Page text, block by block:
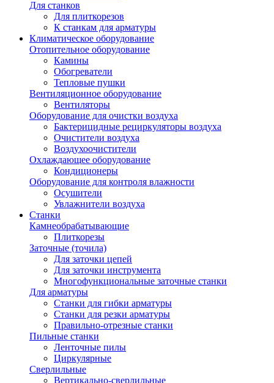
Для станков
Для плиткорезов
К станкам для арматуры
Климатическое оборудование
Отопительное оборудование
Камины
Обогреватели
Тепловые пушки
Вентиляционное оборудование
Вентиляторы
Оборудование для очистки воздуха
Бактерицидные рециркуляторы воздуха
Очистители воздуха
Воздухоочистители
Охлаждающее оборудование
Кондиционеры
Оборудование для контроля влажности
Осушители
Увлажнители воздуха
Станки
Камнеобрабатывающие
Плиткорезы
Заточные (точила)
Для заточки цепей
Для заточки инструмента
Многофункциональные заточные станки
Для арматуры
Станки для гибки арматуры
Станки для резки арматуры
Правильно-отрезные станки
Пильные станки
Ленточные пилы
Циркулярные
Сверлильные
Вертикально-сверлильные